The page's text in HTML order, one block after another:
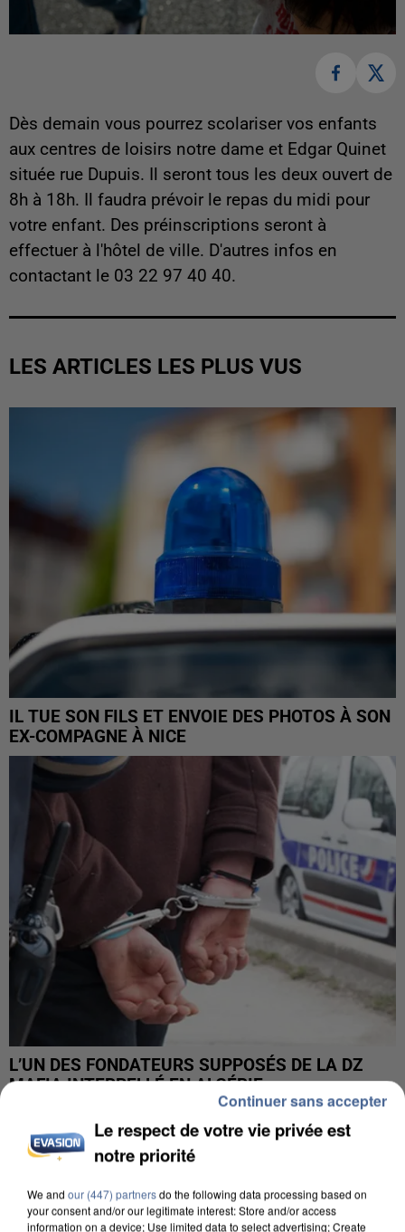
Dès demain vous pourrez scolariser vos enfants
aux centres de loisirs notre dame et Edgar Quinet
située rue Dupuis. Il seront tous les deux ouvert de
8h à 18h. Il faudra prévoir le repas du midi pour
votre enfant. Des préinscriptions seront à
effectuer à l'hôtel de ville. D'autres infos en
contactant le 03 22 97 40 40.
LES ARTICLES LES PLUS VUS
IL TUE SON FILS ET ENVOIE DES PHOTOS À SON
EX-COMPAGNE À NICE
L’UN DES FONDATEURS SUPPOSÉS DE LA DZ
MAFIA INTERPELLÉ EN ALGÉRIE
Le respect de votre vie privée est
notre priorité
We and our (447) partnersdo the following data processing based on
your consent and/or our legitimate interest: Store and/or access
information on a device; Use limited data to select advertising; Create
Continuer sans accepter